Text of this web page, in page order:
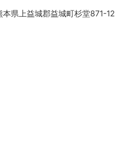
本県上益城郡益城町杉堂871-12